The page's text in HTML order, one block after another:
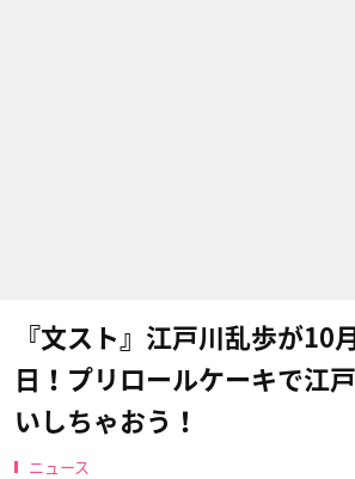
『文スト』江戸川乱歩が10
日！プリロールケーキで江
いしちゃおう！
ニュース